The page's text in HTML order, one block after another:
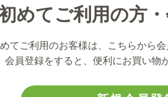
めてご利用の方
てご利用のお客様は、こちらから
会員登録をすると、便利にお買い物